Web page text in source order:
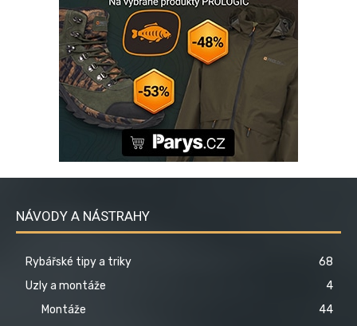
NÁVODY A NÁSTRAHY
Rybářské tipy a triky
68
Uzly a montáže
4
Montáže
44